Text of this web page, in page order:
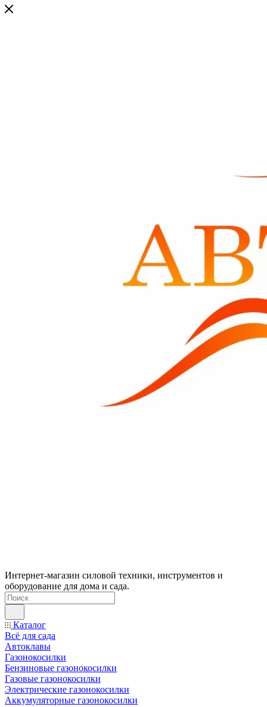
Интернет-магазин силовой техники, инструментов и
оборудование для дома и сада.
Каталог
Всё для сада
Автоклавы
Газонокосилки
Бензиновые газонокосилки
Газовые газонокосилки
Электрические газонокосилки
Аккумуляторные газонокосилки